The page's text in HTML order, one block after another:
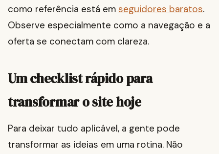
como referência está em seguidores baratos.
Observe especialmente como a navegação e a
oferta se conectam com clareza.
Um checklist rápido para
transformar o site hoje
Para deixar tudo aplicável, a gente pode
transformar as ideias em uma rotina. Não